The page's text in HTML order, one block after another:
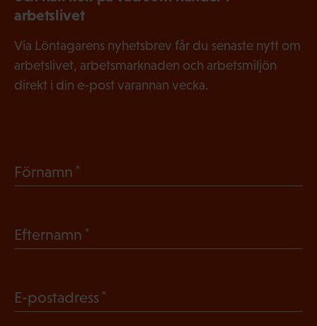
arbetslivet
Via Löntagarens nyhetsbrev får du senaste nytt om
arbetslivet, arbetsmarknaden och arbetsmiljön
direkt i din e-post varannan vecka.
Förnamn
a
Efternamn
l
E-postadress